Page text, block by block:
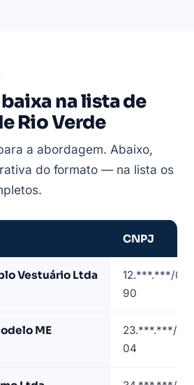
na lista de
Rio Verde
a abordagem. Abaixo,
do formato — na lista os
CNPJ
Vestuário Ltda
12.***.***/
90
ME
23.***.***/
04